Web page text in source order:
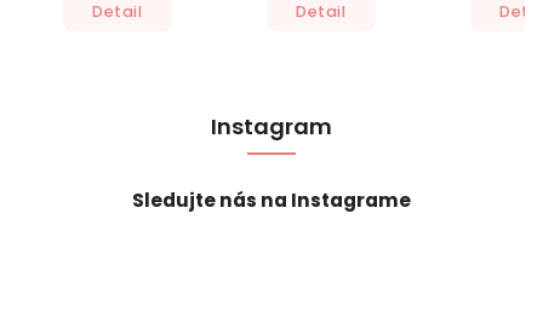
Detail Detail
Instagram
Sledujte nás na Instagrame